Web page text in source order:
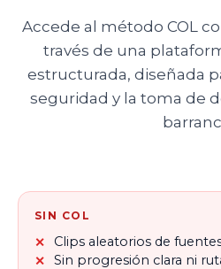
Accede al método COL
través de una
estructurada, diseñada
seguridad y la toma de
SIN COL
Clips aleatorios de
Sin progresión clara ni